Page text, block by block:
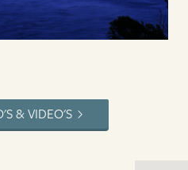
& VIDEO'S